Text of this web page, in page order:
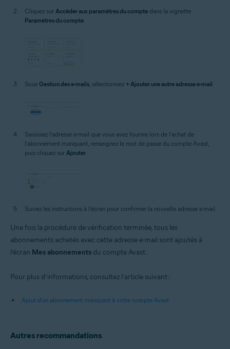
Cliquez sur Accéder aux paramètres du compte dans la vignette
Paramètres du compte.
Sous Gestion des e-mails, sélectionnez + Ajouter une autre adresse e-mail.
Saisissez l’adresse e-mail que vous avez fournie lors de l’achat de
l’abonnement manquant, renseignez le mot de passe du compte Avast,
puis cliquez sur Ajouter
Suivez les instructions à l’écran pour confirmer la nouvelle adresse e-mail.
Une fois la procédure de vérification terminée, tous les
abonnements achetés avec cette adresse e-mail sont ajoutés à
l’écran Mes abonnements du compte Avast.
Pour plus d’informations, consultez l’article suivant :
Ajout d’un abonnement manquant à votre compte Avast
Autres recommandations